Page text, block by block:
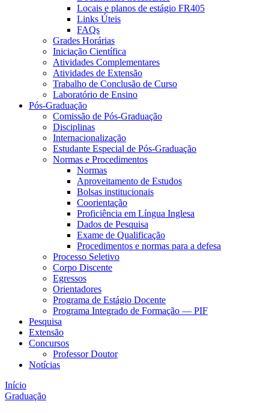
Locais e planos de estágio FR405
Links Úteis
FAQs
Grades Horárias
Iniciação Científica
Atividades Complementares
Atividades de Extensão
Trabalho de Conclusão de Curso
Laboratório de Ensino
Pós-Graduação
Comissão de Pós-Graduação
Disciplinas
Internacionalização
Estudante Especial de Pós-Graduação
Normas e Procedimentos
Normas
Aproveitamento de Estudos
Bolsas institucionais
Coorientação
Proficiência em Língua Inglesa
Dados de Pesquisa
Exame de Qualificação
Procedimentos e normas para a defesa
Processo Seletivo
Corpo Discente
Egressos
Orientadores
Programa de Estágio Docente
Programa Integrado de Formação — PIF
Pesquisa
Extensão
Concursos
Professor Doutor
Notícias
Início
Graduação